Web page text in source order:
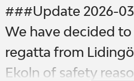
###Update 2026-
We have decided
regatta from
Ekoln of safety